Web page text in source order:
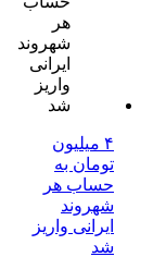
۴ میلیون
تومان به
حساب هر
شهروند
ایرانی واریز
شد